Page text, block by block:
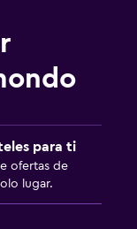
para ti
ofertas de
lugar.